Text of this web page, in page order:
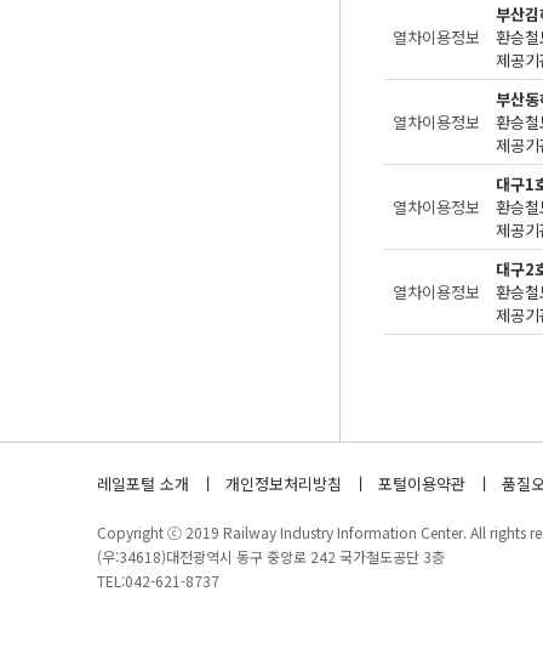
열차이용정보
부산
환승
제공
열차이용정보
부산
환승
제공
열차이용정보
대구1
환승
제공
열차이용정보
대구2
환승
제공
레일포털 소개 개인정보처리방침 포털이용약관 품질
Copyright ⓒ 2019 Railway Industry Information Center. All rights
(우:34618)대전광역시 동구 중앙로 242 국가철도공단 3층
TEL:042-621-8737